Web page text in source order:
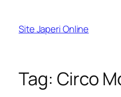
Site Japeri Online
Tag: Circo